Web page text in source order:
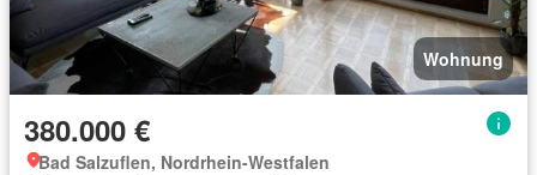
Wohnung
380.000 €
Bad Salzuflen, Nordrhein-Westfalen